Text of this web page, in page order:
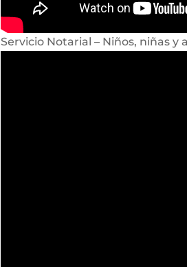
Servicio Notarial – Niños, niñas y